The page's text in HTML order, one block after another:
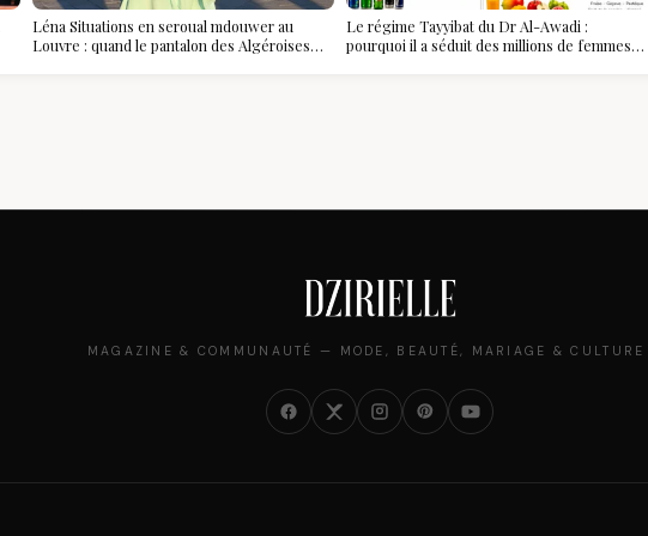
Léna Situations en seroual mdouwer au
Louvre : quand le pantalon des Algéroises
Le régime Tayyibat du Dr Al-Awadi :
pourquoi il a séduit des millions de femmes
MAGAZINE & COMMUNAUTÉ — MODE, BEAUTÉ, MARIAGE &